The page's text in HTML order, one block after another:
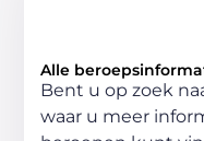
Alle
Bent u op zoek
waar u meer